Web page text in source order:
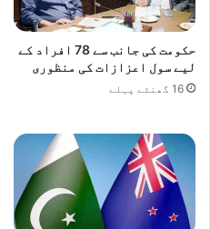
حکومت کی جانب سے 78 افراد کے
لیے سول اعزازات کی منظوری
16 گھنٹے پہلے